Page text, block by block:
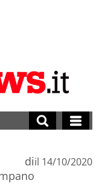
diil 14/10/2020